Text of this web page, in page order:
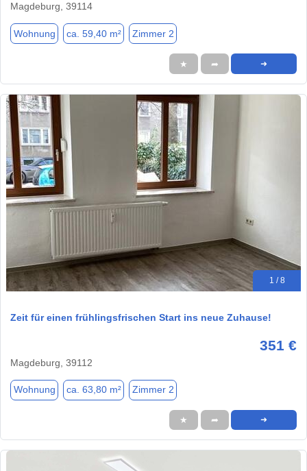
Magdeburg, 39114
Wohnung ca. 59,40 m² Zimmer 2
★ ➦ ➜
1 / 8
Zeit für einen frühlingsfrischen Start ins neue Zuhause!
351 €
Magdeburg, 39112
Wohnung ca. 63,80 m² Zimmer 2
★ ➦ ➜